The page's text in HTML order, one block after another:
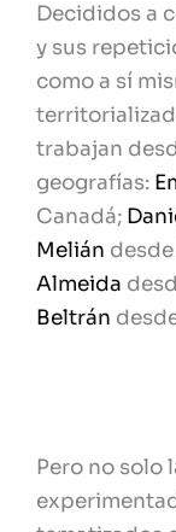
Decididos a
y sus
como a sí
trabajan
geografías:
Canadá;
Melián
Almeida
Beltrán
Pero no solo